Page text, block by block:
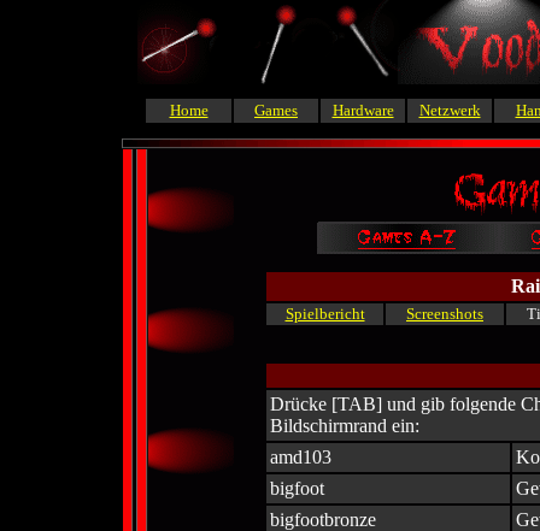
Home Games Hardware Netzwerk
Spielbericht Screenshots
Drücke [TAB] und gib folgende
Bildschirmrand ein:
amd103
bigfoot
bigfootbronze